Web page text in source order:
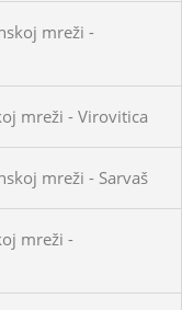
mreži -
mreži - Virovitica
mreži - Sarvaš
mreži -